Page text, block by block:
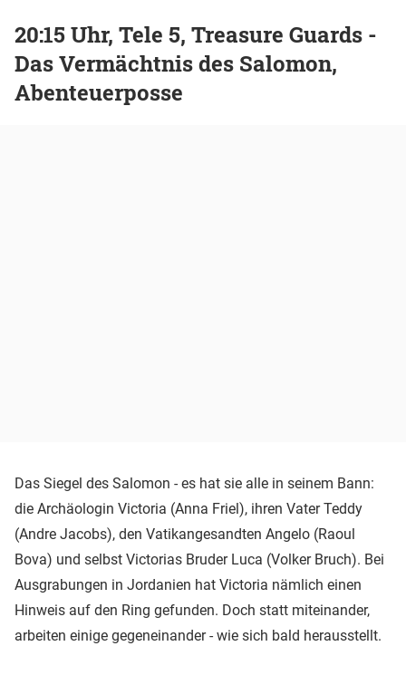
20:15 Uhr, Tele 5, Treasure Guards -
Das Vermächtnis des Salomon,
Abenteuerposse
Das Siegel des Salomon - es hat sie alle in seinem Bann:
die Archäologin Victoria (Anna Friel), ihren Vater Teddy
(Andre Jacobs), den Vatikangesandten Angelo (Raoul
Bova) und selbst Victorias Bruder Luca (Volker Bruch). Bei
Ausgrabungen in Jordanien hat Victoria nämlich einen
Hinweis auf den Ring gefunden. Doch statt miteinander,
arbeiten einige gegeneinander - wie sich bald herausstellt.